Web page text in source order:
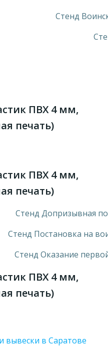
ПВХ 4 мм,
печать)
ПВХ 4 мм,
печать)
ПВХ 4 мм,
печать)
вывески в Саратове